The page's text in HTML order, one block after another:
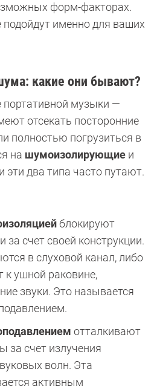
форм-факторах.
подойдут именно для ваших
какие они бывают?
портативной музыки —
отсекать посторонние
полностью погрузиться в
на шумоизолирующие и
эти два типа часто путают.
блокируют
за счет своей конструкции.
в слуховой канал, либо
к ушной раковине,
звуки. Это называется
отталкивают
за счет излучения
волн. Эта
активным